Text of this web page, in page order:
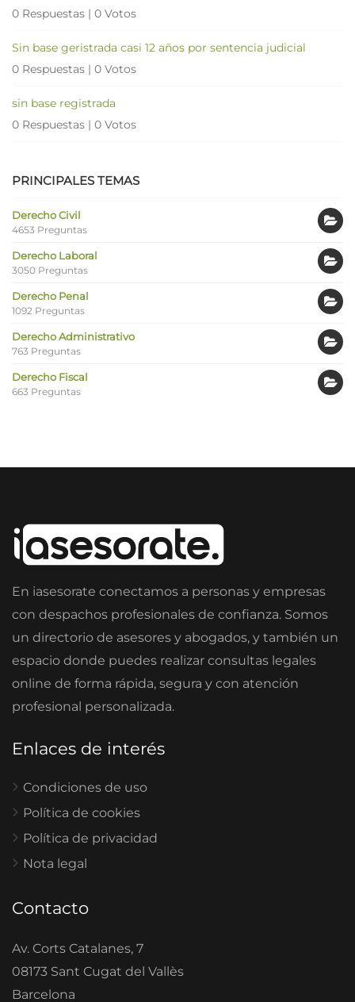
0 Respuestas | 0 Votos
Sin base geristrada casi 12 años por sentencia judicial
0 Respuestas | 0 Votos
sin base registrada
0 Respuestas | 0 Votos
PRINCIPALES TEMAS
Derecho Civil
4653 Preguntas
Derecho Laboral
3050 Preguntas
Derecho Penal
1092 Preguntas
Derecho Administrativo
763 Preguntas
Derecho Fiscal
663 Preguntas
En iasesorate conectamos a personas y empresas
con despachos profesionales de confianza. Somos
un directorio de asesores y abogados, y también un
espacio donde puedes realizar consultas legales
online de forma rápida, segura y con atención
profesional personalizada.
Enlaces de interés
Condiciones de uso
Política de cookies
Política de privacidad
Nota legal
Contacto
Av. Corts Catalanes, 7
08173 Sant Cugat del Vallès
Barcelona